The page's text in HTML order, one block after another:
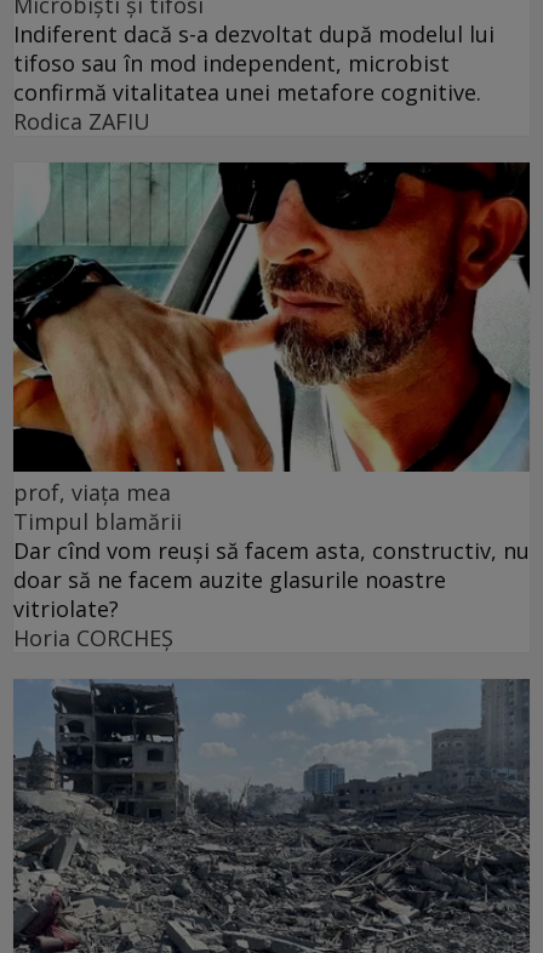
Indiferent dacă s-a dezvoltat după modelul lui
tifoso sau în mod independent, microbist
confirmă vitalitatea unei metafore cognitive.
Rodica ZAFIU
prof, viața mea
Timpul blamării
Dar cînd vom reuși să facem asta, constructiv, nu
doar să ne facem auzite glasurile noastre
vitriolate?
Horia CORCHEŞ